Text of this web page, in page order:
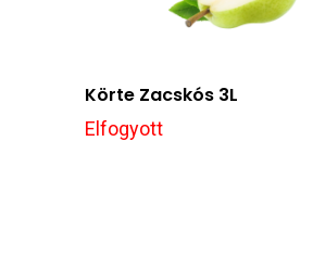
Körte Zacskós 3L
Elfogyott